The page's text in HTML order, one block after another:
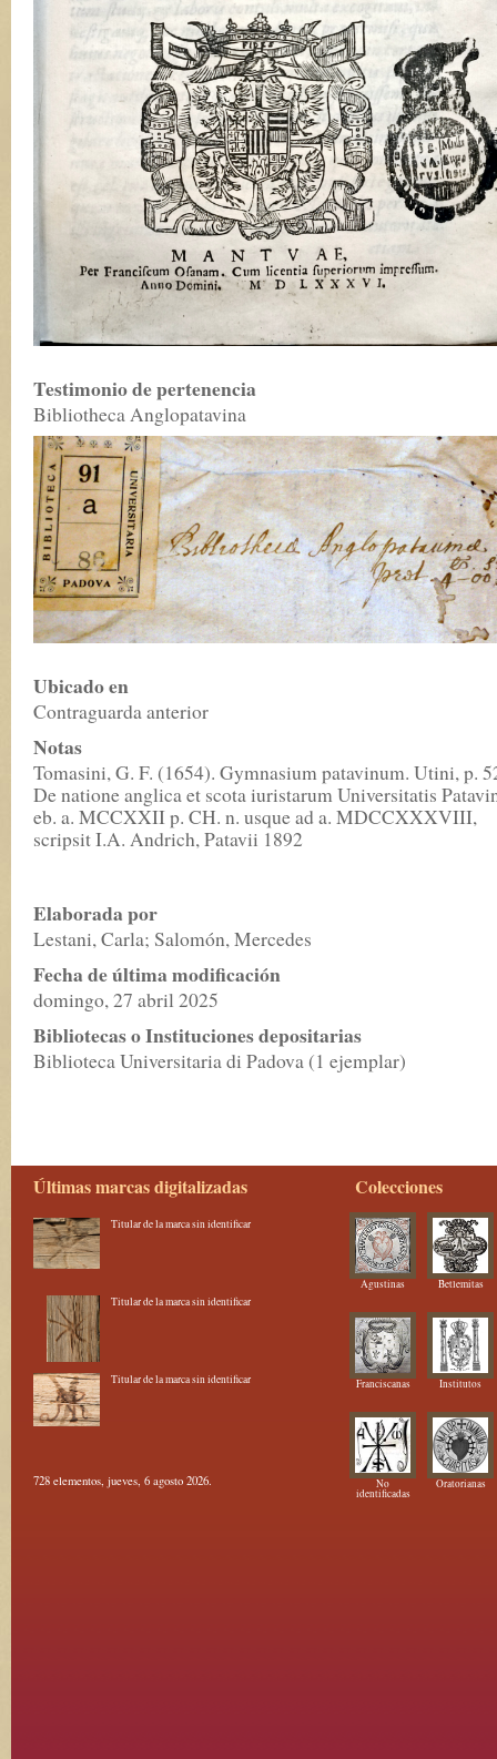
Testimonio de pertenencia
Bibliotheca Anglopatavina
Ubicado en
Contraguarda anterior
Notas
Tomasini, G. F. (1654). Gymnasium patavinum. Utini, p.
De natione anglica et scota iuristarum Universitatis
eb. a. MCCXXII p. CH. n. usque ad a. MDCCXXXVIII,
scripsit I.A. Andrich, Patavii 1892
Elaborada por
Lestani, Carla; Salomón, Mercedes
Fecha de última modificación
domingo, 27 abril 2025
Bibliotecas o Instituciones depositarias
Biblioteca Universitaria di Padova (1 ejemplar)
Últimas marcas digitalizadas
Titular de la marca sin identificar
Titular de la marca sin identificar
Titular de la marca sin identificar
728 elementos, jueves, 6 agosto 2026.
Colecciones
Agustinas Betlemitas
Franciscanas Institutos
No
identificadas
Oratorianas